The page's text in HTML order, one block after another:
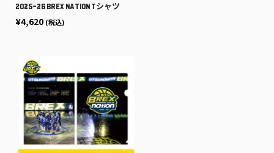
2025-26 BREX NATION Tシャツ
¥4,620 (税込)